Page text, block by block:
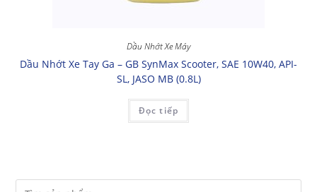
Dầu Nhớt Xe Máy
Dầu Nhớt Xe Tay Ga – GB SynMax Scooter, SAE 10W40, API-
SL, JASO MB (0.8L)
Đọc tiếp